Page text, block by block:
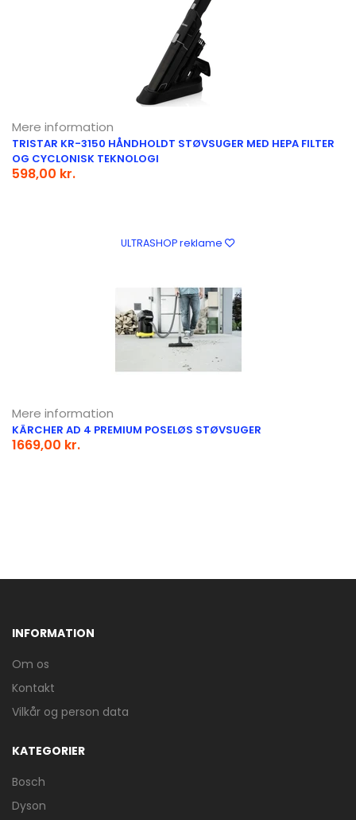
Mere information
TRISTAR KR-3150 HÅNDHOLDT STØVSUGER MED HEPA FILTER
OG CYCLONISK TEKNOLOGI
598,00 kr.
ULTRASHOP reklame
Mere information
KÄRCHER AD 4 PREMIUM POSELØS STØVSUGER
1669,00 kr.
INFORMATION
Om os
Kontakt
Vilkår og person data
KATEGORIER
Bosch
Dyson